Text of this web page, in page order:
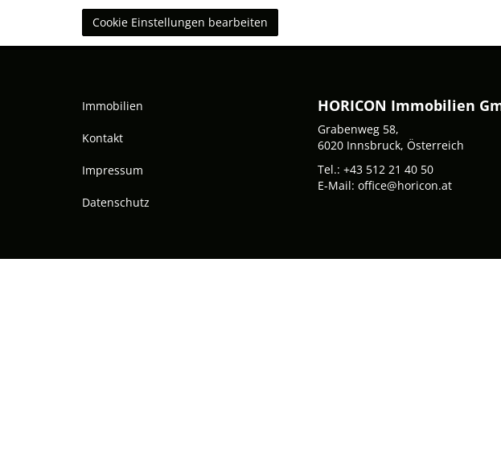
Cookie Einstellungen bearbeiten
Immobilien
Kontakt
Impressum
Datenschutz
HORICON Immobilien
Grabenweg 58,
6020 Innsbruck, Österreich
Tel.: +43 512 21 40 50
E-Mail: office@horicon.at